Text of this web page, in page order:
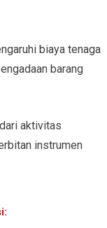
biaya tenaga
barang
aktivitas
instrumen
: